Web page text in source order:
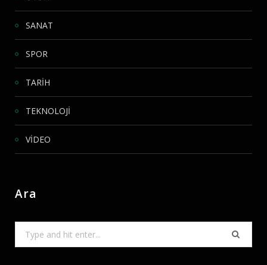
SANAT
SPOR
TARİH
TEKNOLOJİ
VİDEO
Ara